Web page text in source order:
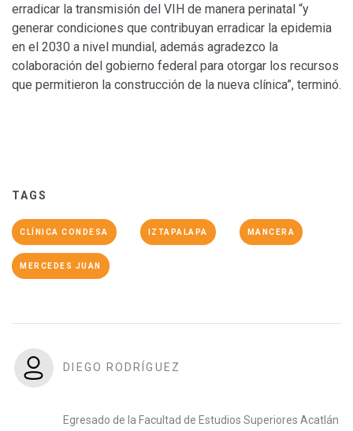
erradicar la transmisión del VIH de manera perinatal “y
generar condiciones que contribuyan erradicar la epidemia
en el 2030 a nivel mundial, además agradezco la
colaboración del gobierno federal para otorgar los recursos
que permitieron la construcción de la nueva clínica”, terminó.
TAGS
CLÍNICA CONDESA IZTAPALAPA MANCERA
MERCEDES JUAN
DIEGO RODRÍGUEZ
Egresado de la Facultad de Estudios Superiores Acatlán